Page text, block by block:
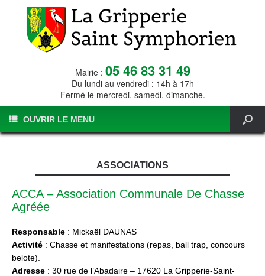
Mairie : 05 46 83 31 49
Du lundi au vendredi : 14h à 17h
Fermé le mercredi, samedi, dimanche.
OUVRIR LE MENU
ASSOCIATIONS
ACCA – Association Communale De Chasse
Agréée
Responsable : Mickaël DAUNAS
Activité : Chasse et manifestations (repas, ball trap, concours
belote).
Adresse : 30 rue de l’Abadaire – 17620 La Gripperie-Saint-